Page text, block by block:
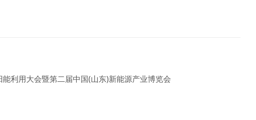
利用大会暨第二届中国(山东)新能源产业博览会